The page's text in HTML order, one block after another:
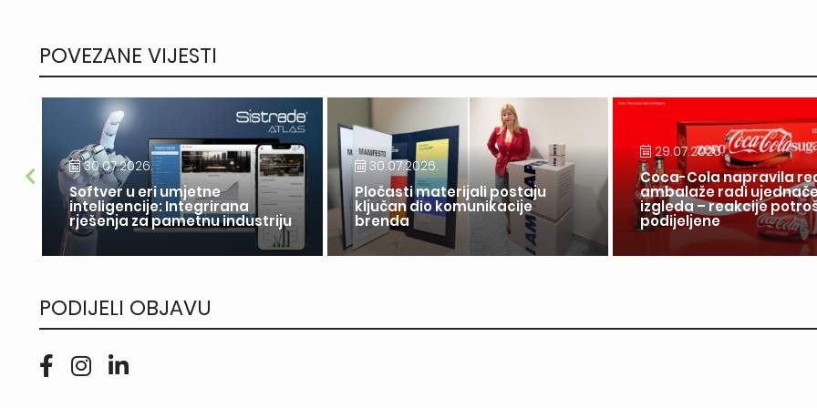
POVEZANE VIJESTI
30.07.2026.
Softver u eri umjetne
inteligencije: Integrirana
rješenja za pametnu industriju
30.07.2026.
Pločasti materijali postaju
ključan dio komunikacije
brenda
29.07.2026.
Coca-Cola napravila
ambalaže radi
izgleda – reakcije
podijeljene
PODIJELI OBJAVU